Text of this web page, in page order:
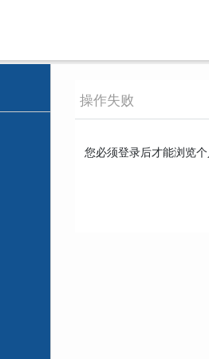
操作失败
您必须登录后才能浏览